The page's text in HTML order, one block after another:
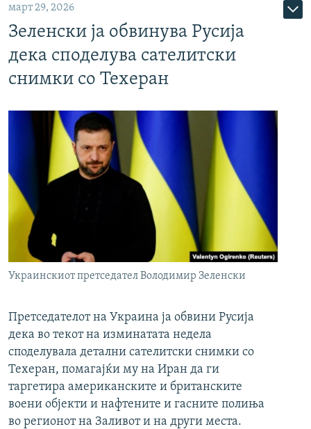
март 29, 2026
Зеленски ја обвинува Русија
дека споделува сателитски
снимки со Техеран
Украинскиот претседател Володимир Зеленски
Претседателот на Украина ја обвини Русија
дека во текот на изминатата недела
споделувала детални сателитски снимки со
Техеран, помагајќи му на Иран да ги
таргетира американските и британските
воени објекти и нафтените и гасните полиња
во регионот на Заливот и на други места.